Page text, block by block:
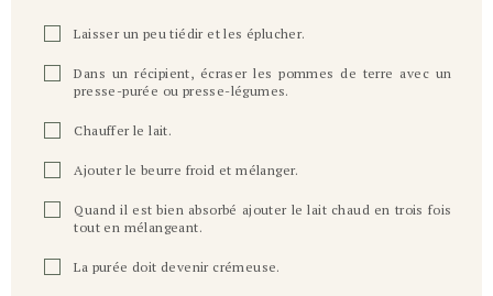
Laisser un peu tiédir et les éplucher.
Dans un récipient, écraser les pommes de terre avec un
presse-purée ou presse-légumes.
Chauffer le lait.
Ajouter le beurre froid et mélanger.
Quand il est bien absorbé ajouter le lait chaud en trois fois
tout en mélangeant.
La purée doit devenir crémeuse.